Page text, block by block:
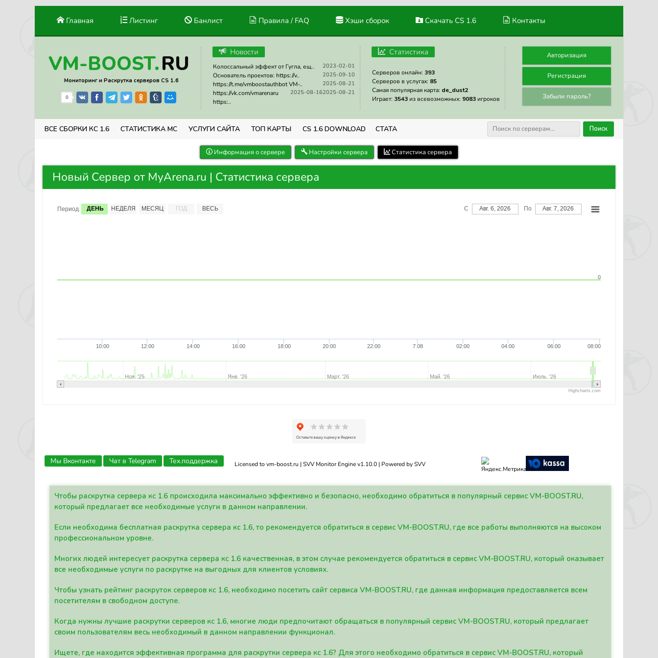
Главная Листинг Банлист Правила / FAQ Хэши сборок Скачать CS 1.6 Контакты
VM-BOOST.RU
Мониторинг и Раскрутка серверов CS 1.6
0
Новости
2023-02-01
Колоссальный эффект от Гугла, ещ..
2025-09-10
Основатель проектов: https://v..
2025-08-21
https://t.me/vmboostauthbot VM-..
2025-08-21
2025-08-16
https://vk.com/vmarenaru
https:..
Статистика
Серверов онлайн: 393
Серверов в услугах: 85
Самая популярная карта: de_dust2
Играет: 3543 из всевозможных: 9083 игроков
Авторизация
Регистрация
Забыли пароль?
ВСЕ СБОРКИ КС 1.6 СТАТИСТИКА МС УСЛУГИ САЙТА ТОП КАРТЫ CS 1.6 DOWNLOAD СТАТА Поиск
Информация о сервере Настройки сервера Статистика сервера
Новый Сервер от MyArena.ru | Статистика сервера
Период ДЕНЬ НЕДЕЛЯ МЕСЯЦ ГОД ВЕСЬ С Авг. 6, 2026 По Авг. 7, 2026
10:00 12:00 14:00 16:00 18:00 20:00 22:00 7.08 02:00 04:00 06:00 08:00
Ноя. '25 Янв. '26 Март. '26 Май. '26 Июль. '26
0
Highcharts.com
Licensed to vm-boost.ru | SVV Monitor Engine v1.10.0 | Powered by SVV
Мы Вконтакте Чат в Telegram Тех.поддержка
Чтобы раскрутка сервера кс 1.6 происходила максимально эффективно и безопасно, необходимо обратиться в популярный сервис VM-BOOST.RU,
который предлагает все необходимые услуги в данном направлении.
Если необходима бесплатная раскрутка сервера кс 1.6, то рекомендуется обратиться в сервис VM-BOOST.RU, где все работы выполняются на высоком
профессиональном уровне.
Многих людей интересует раскрутка сервера кс 1.6 качественная, в этом случае рекомендуется обратиться в сервис VM-BOOST.RU, который оказывает
все необходимые услуги по раскрутке на выгодных для клиентов условиях.
Чтобы узнать рейтинг раскруток серверов кс 1.6, необходимо посетить сайт сервиса VM-BOOST.RU, где данная информация предоставляется всем
посетителям в свободном доступе.
Когда нужны лучшие раскрутки серверов кс 1.6, многие люди предпочитают обращаться в популярный сервис VM-BOOST.RU, который предлагает
своим пользователям весь необходимый в данном направлении функционал.
Ищете, где находится эффективная программа для раскрутки сервера кс 1.6? Для этого необходимо обратиться в сервис VM-BOOST.RU, который